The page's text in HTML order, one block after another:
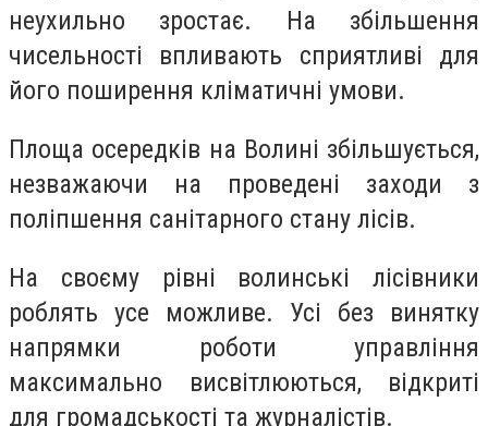
неухильно зростає. На збільшення
чисельності впливають сприятливі для
його поширення кліматичні умови.
Площа осередків на Волині збільшується,
незважаючи на проведені заходи з
поліпшення санітарного стану лісів.
На своєму рівні волинські лісівники
роблять усе можливе. Усі без винятку
напрямки роботи управління
максимально висвітлюються, відкриті
для громадськості та журналістів.